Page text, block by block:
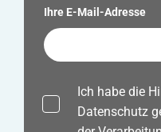
Ihre E-Mail-Adresse
Ich habe die
Datenschutz